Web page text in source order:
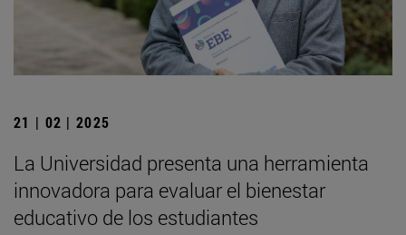
21 | 02 | 2025
La Universidad presenta una herramienta
innovadora para evaluar el bienestar
educativo de los estudiantes